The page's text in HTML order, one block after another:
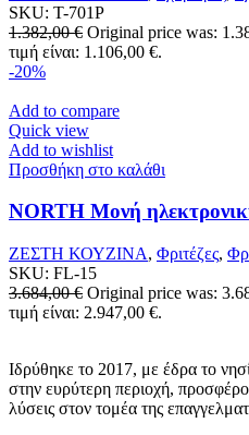
SKU: T-701P
1.382,00€ Original price was:
τιμή είναι: 1.106,00 €.
-20%
Add to compare
Quick view
Add to wishlist
Προσθήκη στο καλάθι
NORTH Μονή
ΖΕΣΤΗ ΚΟΥΖΙΝΑ, Φριτέζες,
SKU: FL-15
3.684,00€ Original price was:
τιμή είναι: 2.947,00 €.
Ιδρύθηκε το 2017, με έδρα το
στην ευρύτερη περιοχή,
λύσεις στον τομέα της